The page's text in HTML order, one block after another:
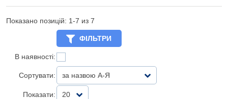
Показано позицій: 1-7 из 7
ФІЛЬТРИ
В наявності:
Сортувати: за назвою А-Я
Показати: 20